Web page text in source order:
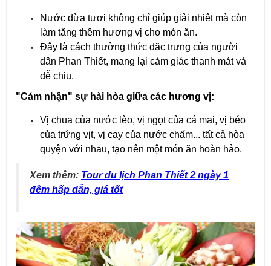
Nước dừa tươi không chỉ giúp giải nhiệt mà còn
làm tăng thêm hương vị cho món ăn.
Đây là cách thưởng thức đặc trưng của người
dân Phan Thiết, mang lại cảm giác thanh mát và
dễ chịu.
"Cảm nhận" sự hài hòa giữa các hương vị:
Vị chua của nước lèo, vị ngọt của cá mai, vị béo
của trứng vịt, vị cay của nước chấm... tất cả hòa
quyện với nhau, tạo nên một món ăn hoàn hảo.
Xem thêm: Tour du lịch Phan Thiết 2 ngày 1
đêm hấp dẫn, giá tốt